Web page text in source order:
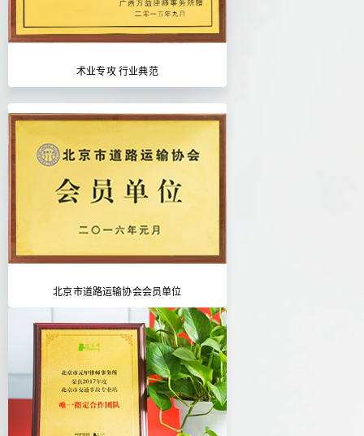
术业专攻 行业典范
北京市道路运输协会会员单位